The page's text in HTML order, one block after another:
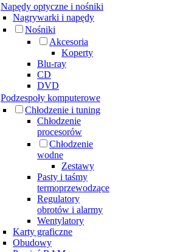
Napędy optyczne i nośniki
Nagrywarki i napędy
Nośniki
Akcesoria
Koperty
Blu-ray
CD
DVD
Podzespoły komputerowe
Chłodzenie i tuning
Chłodzenie
procesorów
Chłodzenie
wodne
Zestawy
Pasty i taśmy
termoprzewodzące
Regulatory
obrotów i alarmy
Wentylatory
Karty graficzne
Obudowy